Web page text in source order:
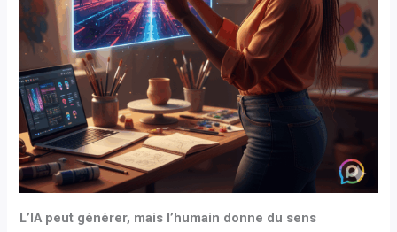
L’IA peut générer, mais l’humain donne du sens